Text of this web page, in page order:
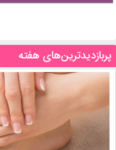
پربازدیدترین‌های هفته